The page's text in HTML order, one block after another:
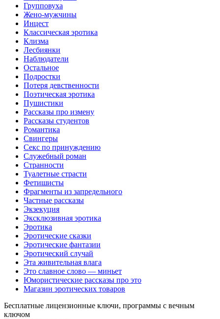
Групповуха
Жено-мужчины
Инцecт
Классическая эротика
Клизма
Лесбиянки
Наблюдатели
Остальное
Пoдрocтки
Пoтеря девствeннoсти
Поэтическая эротика
Пушистики
Рассказы про измену
Рассказы студентов
Романтика
Свингеры
Секс по принуждению
Служебный роман
Странности
Туалетные страсти
Фетишисты
Фрагменты из запредельного
Частные рассказы
Экзекуция
Эксклюзивная эротика
Эротика
Эротические сказки
Эротические фантазии
Эротический случай
Эта живительная влага
Это славное слово — миньет
Юмористические рассказы про это
Магазин эротических товаров
Бесплатные лицензионные ключи, программы с вечным
ключом